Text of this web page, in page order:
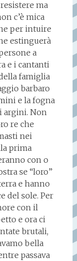
ma
c’è mica
per intuire
estinguerà
a
e i cantanti
famiglia
barbaro
e la fogna
argini. Non
re che
nei
prima
con o
se “loro”
e hanno
del sole. Per
con il
e ora ci
brutali,
bella
passava